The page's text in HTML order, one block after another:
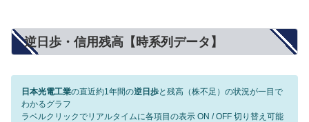
逆日歩・信用残高【時系列データ】
日本光電工業の直近約1年間の逆日歩と残高（株不足）の状況が一目で
わかるグラフ
ラベルクリックでリアルタイムに各項目の表示 ON / OFF 切り替え可能